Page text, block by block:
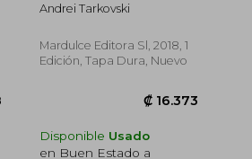
Andrei Tarkovski
Mardulce Editora Sl, 2018, 1
Edición, Tapa Dura, Nuevo
Disponible Usado
en Buen Estado a